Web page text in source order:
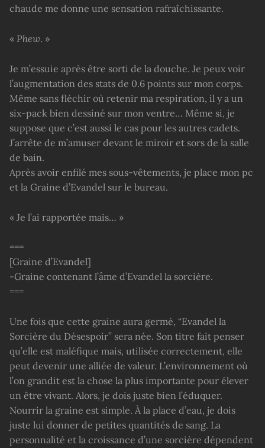
chaude me donne une sensation rafraîchissante.
« Phew. »
Je m’essuie après être sorti de la douche. Je peux voir
l’augmentation des stats de 0.6 points sur mon corps.
Même sans fléchir où retenir ma respiration, il y a un
six-pack bien dessiné sur mon ventre… Même si, je
suppose que c’est aussi le cas pour les autres cadets.
J’arrête de m’amuser devant le miroir et sors de la salle
de bain.
Après avoir enfilé mes sous-vêtements, je place mon pc
et la Graine d’Evandel sur le bureau.
« Je l’ai rapportée mais… »
===
[Graine d’Evandel]
-Graine contenant l’âme d’Evandel la sorcière.
===
Une fois que cette graine aura germé, “Evandel la
Sorcière du Désespoir” sera née. Son titre fait penser
qu’elle est maléfique mais, utilisée correctement, elle
peut devenir une alliée de valeur. L’environnement où
l’on grandit est la chose la plus importante pour élever
un être vivant. Alors, je dois juste bien l’éduquer.
Nourrir la graine est simple. À la place d’eau, je dois
juste lui donner de petites quantités de sang. La
personnalité et la croissance d’une sorcière dépendent